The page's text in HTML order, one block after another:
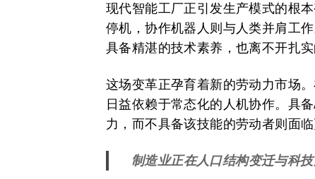
现代智能工厂正引发生产模式的根
停机，协作机器人则与人类并肩工
具备精湛的技术素养，也离不开扎实
这场变革正孕育着新的劳动力市场
日益依赖于常态化的人机协作。具
力，而不具备该技能的劳动者则面
制造业正在人口结构变迁与科